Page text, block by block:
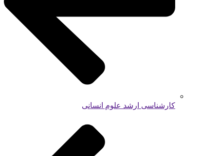
کارشناسی ارشد علوم انسانی